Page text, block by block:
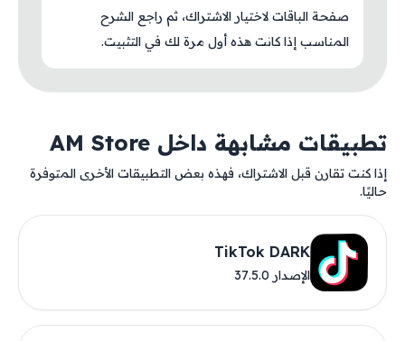
صفحة الباقات لاختيار الاشتراك، ثم راجع الشرح
المناسب إذا كانت هذه أول مرة لك في التثبيت.
تطبيقات مشابهة داخل AM Store
إذا كنت تقارن قبل الاشتراك، فهذه بعض التطبيقات الأخرى المتوفرة
حاليًا.
TikTok DARK
الإصدار 37.5.0